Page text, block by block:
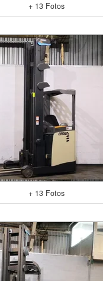
+ 13 Fotos
+ 13 Fotos